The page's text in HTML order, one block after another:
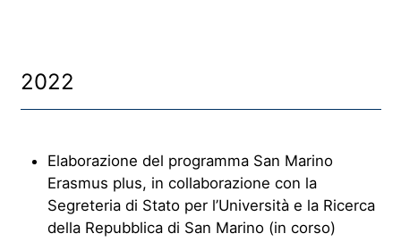
2022
Elaborazione del programma San Marino
Erasmus plus, in collaborazione con la
Segreteria di Stato per l’Università e la Ricerca
della Repubblica di San Marino (in corso)